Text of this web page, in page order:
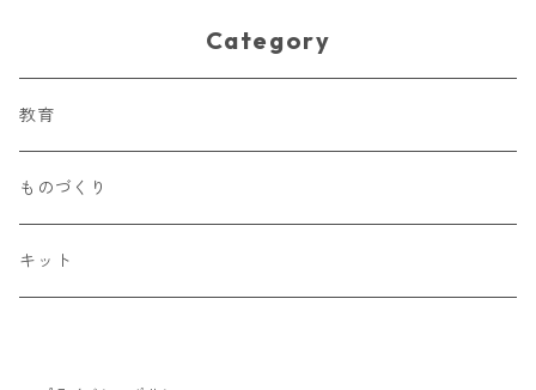
Category
教育
ものづくり
キット